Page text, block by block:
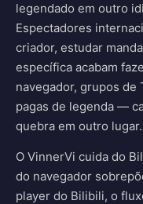
legendado em outro
Espectadores
criador, estudar
específica acabam
navegador, grupos de
pagas de legenda —
quebra em outro lugar.
O VinnerVi cuida do
do navegador
player do Bilibili, o